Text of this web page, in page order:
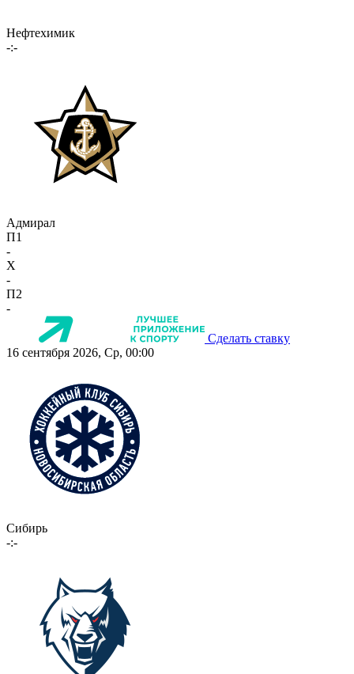
Нефтехимик
-:-
Адмирал
П1
-
X
-
П2
-
Сделать ставку
16 сентября 2026, Ср, 00:00
Сибирь
-:-